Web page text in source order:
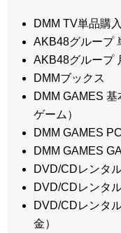
DMM TV単品購入
AKB48グループ
AKB48グループ
DMMブックス
DMM GAMES
ゲーム）
DMM GAMES
DMM GAMES
DVD/CDレンタ
DVD/CDレンタ
DVD/CDレンタ
金）